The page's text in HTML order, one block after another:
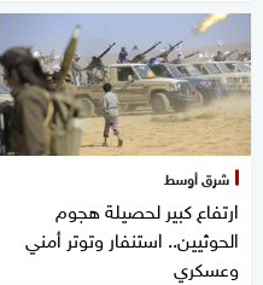
شرق أوسط
ارتفاع كبير لحصيلة هجوم
الحوثيين.. استنفار وتوتر أمني
وعسكري